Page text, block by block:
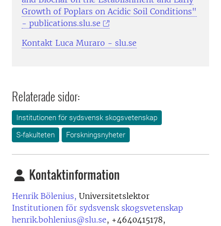
Growth of Poplars on Acidic Soil Conditions"
- publications.slu.se
Kontakt Luca Muraro - slu.se
Relaterade sidor:
Institutionen för sydsvensk skogsvetenskap
S-fakulteten
Forskningsnyheter
Kontaktinformation
Henrik Bölenius, Universitetslektor
Institutionen för sydsvensk skogsvetenskap
henrik.bohlenius@slu.se, +4640415178,